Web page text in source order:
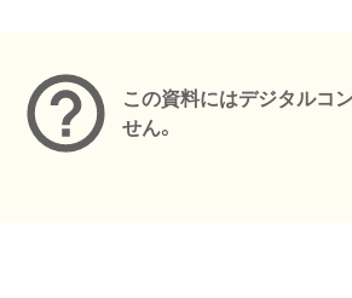
この資料にはデジタルコ
せん。